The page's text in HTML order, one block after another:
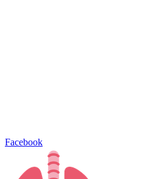
Facebook